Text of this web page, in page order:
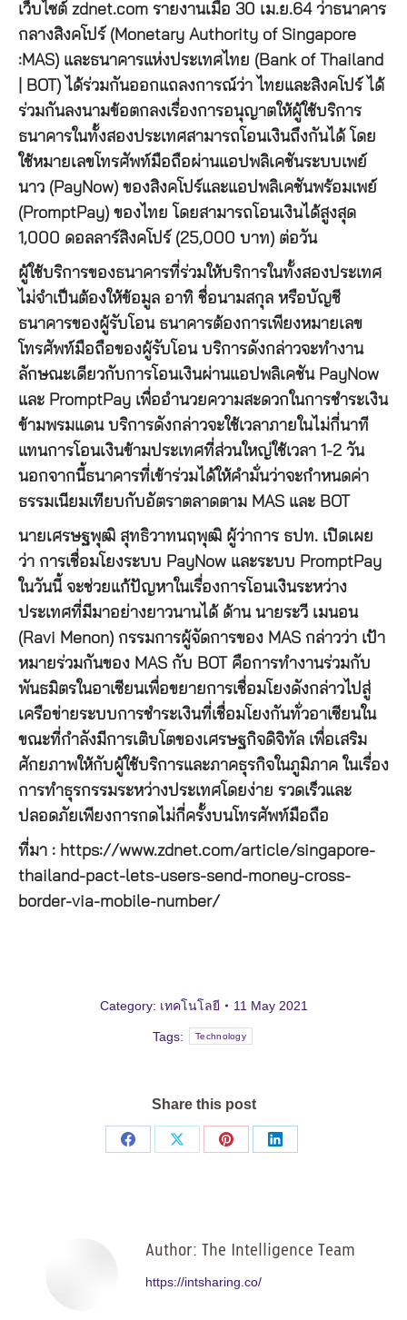
เว็บไซต์ zdnet.com รายงานเมื่อ 30 เม.ย.64 ว่าธนาคาร
กลางสิงคโปร์ (Monetary Authority of Singapore
:MAS) และธนาคารแห่งประเทศไทย (Bank of Thailand
| BOT) ได้ร่วมกันออกแถลงการณ์ว่า ไทยและสิงคโปร์ ได้
ร่วมกันลงนามข้อตกลงเรื่องการอนุญาตให้ผู้ใช้บริการ
ธนาคารในทั้งสองประเทศสามารถโอนเงินถึงกันได้ โดย
ใช้หมายเลขโทรศัพท์มือถือผ่านแอปพลิเคชันระบบเพย์
นาว (PayNow) ของสิงคโปร์และแอปพลิเคชันพร้อมเพย์
(PromptPay) ของไทย โดยสามารถโอนเงินได้สูงสุด
1,000 ดอลลาร์สิงคโปร์ (25,000 บาท) ต่อวัน
ผู้ใช้บริการของธนาคารที่ร่วมให้บริการในทั้งสองประเทศ
ไม่จำเป็นต้องให้ข้อมูล อาทิ ชื่อนามสกุล หรือบัญชี
ธนาคารของผู้รับโอน ธนาคารต้องการเพียงหมายเลข
โทรศัพท์มือถือของผู้รับโอน บริการดังกล่าวจะทำงาน
ลักษณะเดียวกับการโอนเงินผ่านแอปพลิเคชัน PayNow
และ PromptPay เพื่ออำนวยความสะดวกในการชำระเงิน
ข้ามพรมแดน บริการดังกล่าวจะใช้เวลาภายในไม่กี่นาที
แทนการโอนเงินข้ามประเทศที่ส่วนใหญ่ใช้เวลา 1-2 วัน
นอกจากนี้ธนาคารที่เข้าร่วมได้ให้คำมั่นว่าจะกำหนดค่า
ธรรมเนียมเทียบกับอัตราตลาดตาม MAS และ BOT
นายเศรษฐพุฒิ สุทธิวาทนฤพุฒิ ผู้ว่าการ ธปท. เปิดเผย
ว่า การเชื่อมโยงระบบ PayNow และระบบ PromptPay
ในวันนี้ จะช่วยแก้ปัญหาในเรื่องการโอนเงินระหว่าง
ประเทศที่มีมาอย่างยาวนานได้ ด้าน นายระวี เมนอน
(Ravi Menon) กรรมการผู้จัดการของ MAS กล่าวว่า เป้า
หมายร่วมกันของ MAS กับ BOT คือการทำงานร่วมกับ
พันธมิตรในอาเซียนเพื่อขยายการเชื่อมโยงดังกล่าวไปสู่
เครือข่ายระบบการชำระเงินที่เชื่อมโยงกันทั่วอาเซียนใน
ขณะที่กำลังมีการเติบโตของเศรษฐกิจดิจิทัล เพื่อเสริม
ศักยภาพให้กับผู้ใช้บริการและภาคธุรกิจในภูมิภาค ในเรื่อง
การทำธุรกรรมระหว่างประเทศโดยง่าย รวดเร็วและ
ปลอดภัยเพียงการกดไม่กี่ครั้งบนโทรศัพท์มือถือ
ที่มา : https://www.zdnet.com/article/singapore-
thailand-pact-lets-users-send-money-cross-
border-via-mobile-number/
Category: เทคโนโลยี 11 May 2021
Tags: Technology
Share this post
Share
Share
Share
Share
Author: The Intelligence Team
https://intsharing.co/